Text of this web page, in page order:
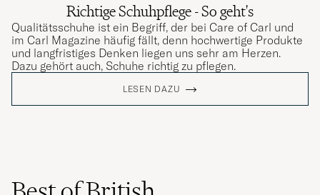
Richtige Schuhpflege - So geht's
Qualitätsschuhe ist ein Begriff, der bei Care of Carl und
im Carl Magazine häufig fällt, denn hochwertige Produkte
und langfristiges Denken liegen uns sehr am Herzen.
Dazu gehört auch, Schuhe richtig zu pflegen.
LESEN DAZU